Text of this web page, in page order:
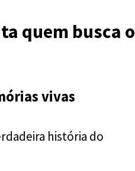
quem busca o
vivas
história do